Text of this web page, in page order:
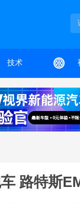
技术
路特斯